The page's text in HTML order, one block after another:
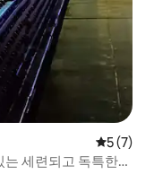
평점 5점
5 (7)
는 세련되고 독특한